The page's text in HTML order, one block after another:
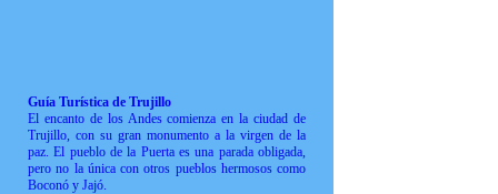
Guía Turística de Trujillo
El encanto de los Andes comienza en la ciudad de
Trujillo, con su gran monumento a la virgen de la
paz. El pueblo de la Puerta es una parada obligada,
pero no la única con otros pueblos hermosos como
Boconó y Jajó.